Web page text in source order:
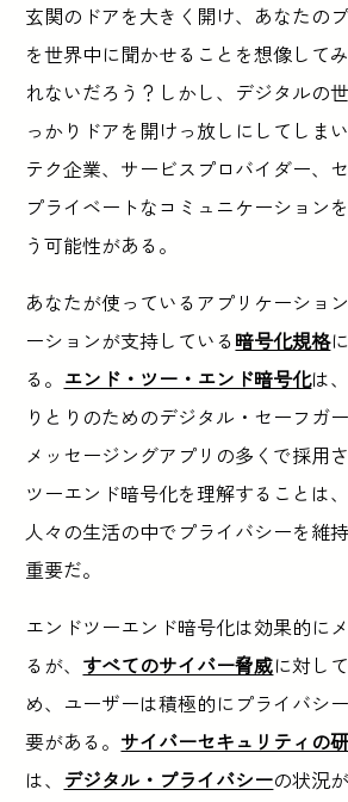
玄関のドアを大きく開け、あなたの
を世界中に聞かせることを想像して
れないだろう？しかし、デジタルの
っかりドアを開けっ放しにしてしま
テク企業、サービスプロバイダー、
プライベートなコミュニケーション
う可能性がある。
あなたが使っているアプリケーショ
ーションが支持している暗号化規格
る。 エンド・ツー・エンド暗号化は
りとりのためのデジタル・セーフガ
メッセージングアプリの多くで採用
ツーエンド暗号化を理解することは
人々の生活の中でプライバシーを維
重要だ。
エンドツーエンド暗号化は効果的に
るが、 すべてのサイバー脅威に対し
め、ユーザーは積極的にプライバシ
要がある。 サイバーセキュリティの
は、 デジタル・プライバシーの状況